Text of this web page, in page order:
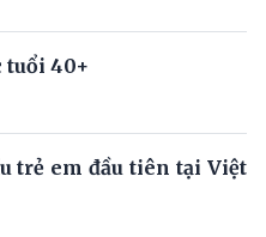
tuổi 40+
trẻ em đầu tiên tại Việt